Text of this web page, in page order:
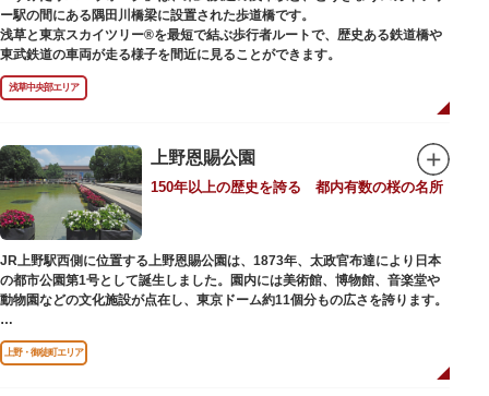
歩き疲れたり、お腹が空いてきたら、園内にいくつかあるフードショップで
休憩しましょう。それぞれのお店で、動物たちをモチーフにした可愛いフー
ドやスイーツが食べられます。オリジナルグッズを取り扱うギフトショップ
も必見です。
ー駅の間にある隅田川橋梁に設置された歩道橋です。
浅草と東京スカイツリー®を最短で結ぶ歩行者ルートで、歴史ある鉄道橋や
東武鉄道の車両が走る様子を間近に見ることができます。
浅草中央部エリア
上野恩賜公園
150年以上の歴史を誇る 都内有数の桜の名所
JR上野駅西側に位置する上野恩賜公園は、1873年、太政官布達により日本
の都市公園第1号として誕生しました。園内には美術館、博物館、音楽堂や
動物園などの文化施設が点在し、東京ドーム約11個分もの広さを誇ります。
ソメイヨシノやヤマザクラなど約1,200本の桜が植えられた園内は、桜の名
所としても有名。シーズンにはライトアップされた夜桜が一層風情を添え、
例年延べ330万人近い人出となります。不忍池（しのばずのいけ）は江戸時
上野・御徒町エリア